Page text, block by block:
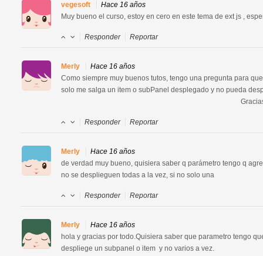
vegesoft
Hace 16 años
Muy bueno el curso, estoy en cero en este tema de ext js ,
Responder Reportar
Merly
Hace 16 años
Como siempre muy buenos tutos, tengo una pregunta para
solo me salga un item o subPanel desplegado y no pueda
Responder Reportar
Merly
Hace 16 años
de verdad muy bueno, quisiera saber q parámetro tengo q
no se desplieguen todas a la vez, si no solo una
Responder Reportar
Merly
Hace 16 años
hola y gracias por todo.Quisiera saber que parametro tengo
despliege un subpanel o item  y no varios a vez.